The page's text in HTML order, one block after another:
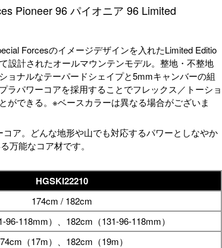
Pioneer 96 パイオニア 96 Limited
Forcesのイメージデザインを入れたLimited Editio
設計されたオールマウンテンモデル。整地・不整地
ョナルなテーパードシェイプと5mmキャンバーの組
パワーコアを採用することでフレックス／トーショ
ができる。※ベースカラーは異なる場合がございま
ア。どんな地形や山でも対応するパワーとしなやか
万能なコア材です。
HGSKI22210
174cm / 182cm
96-118mm）、182cm（131-96-118mm）
（17m）、182cm（19m）